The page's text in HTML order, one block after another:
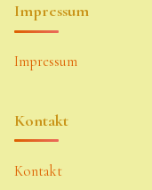
Impressum
Impressum
Kontakt
Kontakt